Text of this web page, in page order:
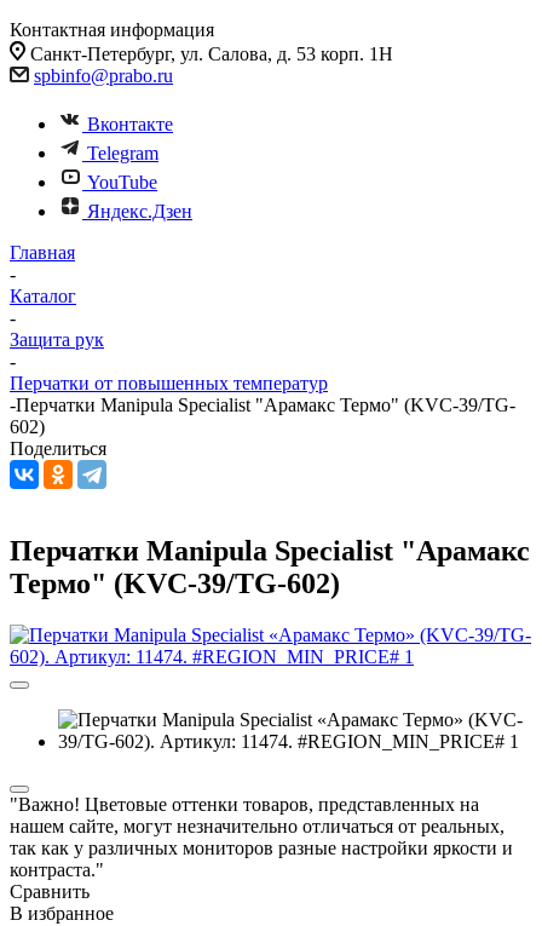
Контактная информация
Санкт-Петербург, ул. Салова, д. 53 корп. 1Н
spbinfo@prabo.ru
Вконтакте
Telegram
YouTube
Яндекс.Дзен
Главная
-
Каталог
-
Защита рук
-
Перчатки от повышенных температур
-Перчатки Manipula Specialist "Арамакс Термо" (KVC-39/TG-
602)
Поделиться
Перчатки Manipula Specialist "Арамакс
Термо" (KVC-39/TG-602)
"Важно! Цветовые оттенки товаров, представленных на
нашем сайте, могут незначительно отличаться от реальных,
так как у различных мониторов разные настройки яркости и
контраста."
Сравнить
В избранное